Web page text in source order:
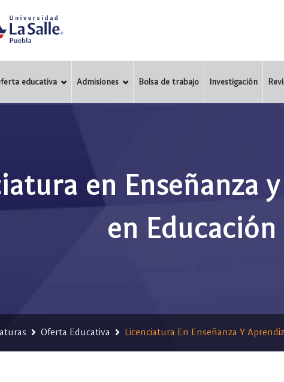
educativa Admisiones Bolsa de trabajo Investigación
en Enseñanza
en
Oferta Educativa Licenciatura En Enseñanza Y